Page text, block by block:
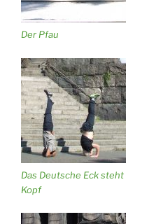
Der Pfau
Das Deutsche Eck steht
Kopf